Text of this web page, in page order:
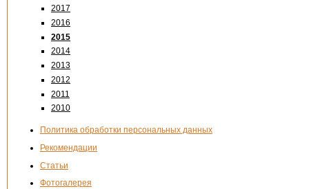
2017
2016
2015
2014
2013
2012
2011
2010
Политика обработки персональных данных
Рекомендации
Статьи
Фотогалерея